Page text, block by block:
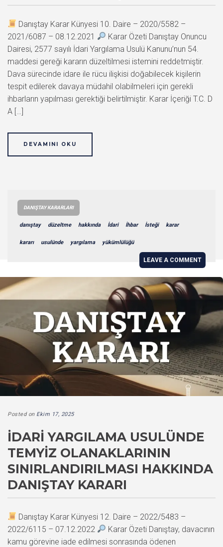
Danıştay Karar Künyesi 10. Daire – 2020/5582 –
2021/6087 – 08.12.2021
Karar Özeti Danıştay Onuncu
Dairesi, 2577 sayılı İdari Yargılama Usulü Kanunu’nun 54.
maddesi gereği kararın düzeltilmesi istemini reddetmiştir.
Dava sürecinde idare ile rücu ilişkisi doğabilecek kişilerin
tespit edilerek davaya müdahil olabilmeleri için gerekli
ihbarların yapılması gerektiği belirtilmiştir. Karar İçeriği T.C. D
A […]
DEVAMINI OKU
DANIŞTAY KARARLARI
danıştay düzeltme hakkında İdari İhbar İsteği karar
kararı usulünde yargılama yükümlülüğü
LEAVE A COMMENT
Posted on Ekim 17, 2025
İDARI YARGILAMA USULÜNDE
TEMYIZ OLANAKLARININ
SINIRLANDIRILMASI HAKKINDA
DANIŞTAY KARARI
Danıştay Karar Künyesi 12. Daire – 2022/5483 –
2022/6115 – 07.12.2022
Karar Özeti Danıştay, davacının
kamu görevine iade edilmesi sonrasında ödenen